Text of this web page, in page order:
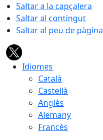
Saltar a la capçalera
Saltar al contingut
Saltar al peu de pàgina
Idiomes
Català
Castellà
Anglès
Alemany
Francès